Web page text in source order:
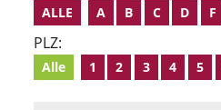
ALLE A B C D F
PLZ:
Alle 1 2 3 4 5